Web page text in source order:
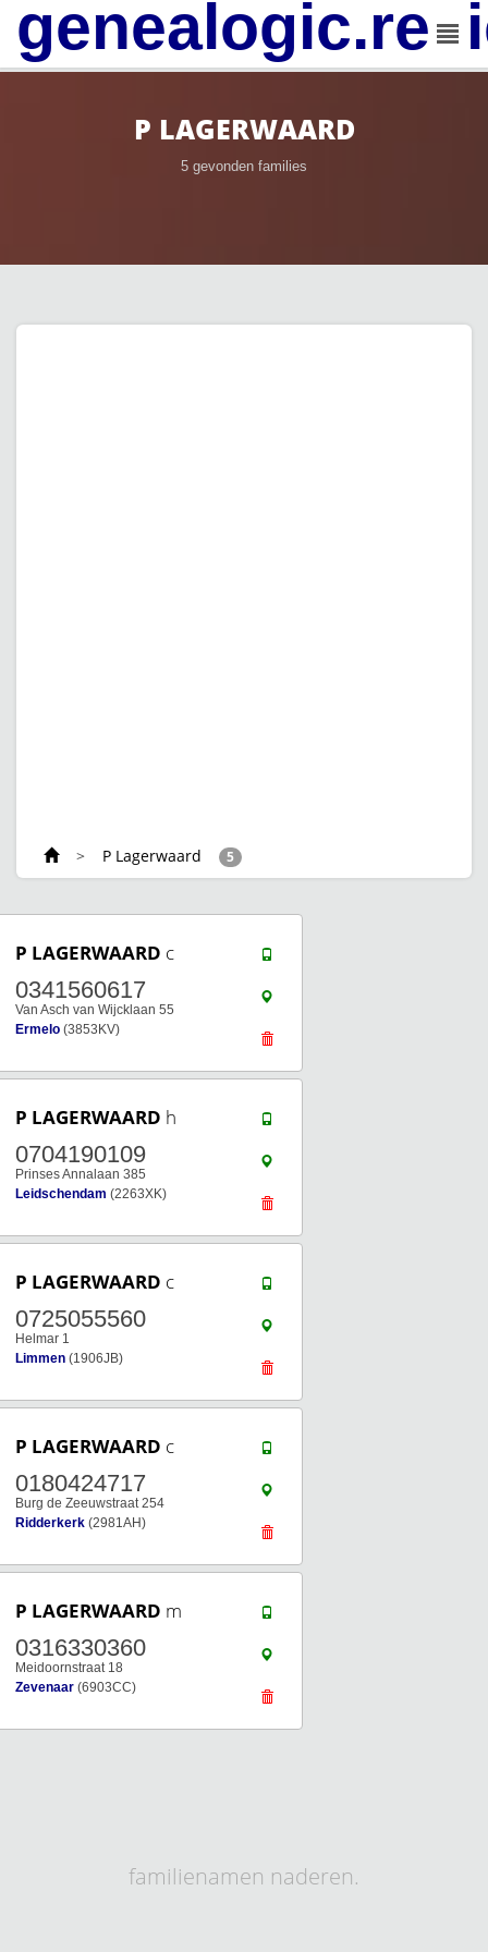
P LAGERWAARD
5 gevonden families
> P Lagerwaard 5
P LAGERWAARD c
0341560617
Van Asch van Wijcklaan 55
Ermelo (3853KV)
P LAGERWAARD h
0704190109
Prinses Annalaan 385
Leidschendam (2263XK)
P LAGERWAARD c
0725055560
Helmar 1
Limmen (1906JB)
P LAGERWAARD c
0180424717
Burg de Zeeuwstraat 254
Ridderkerk (2981AH)
P LAGERWAARD m
0316330360
Meidoornstraat 18
Zevenaar (6903CC)
familienamen naderen.